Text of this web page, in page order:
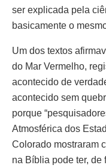
ser explicada pela
basicamente o
Um dos textos
do Mar Vermelho,
acontecido de
acontecido sem
porque
Atmosférica dos
Colorado mostraram
na Bíblia pode ter, de